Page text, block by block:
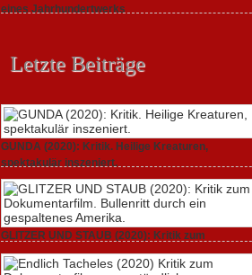
eines Jahrhundertwerks
Letzte Beiträge
GUNDA (2020): Kritik. Heilige Kreaturen,
spektakulär inszeniert.
GLITZER UND STAUB (2020): Kritik zum
Dokumentarfilm. Bullenritt durch ein gespaltenes
Amerika.